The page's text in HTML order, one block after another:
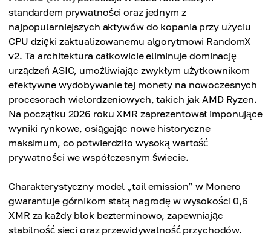
standardem prywatności oraz jednym z
najpopularniejszych aktywów do kopania przy użyciu
CPU dzięki zaktualizowanemu algorytmowi RandomX
v2. Ta architektura całkowicie eliminuje dominację
urządzeń ASIC, umożliwiając zwykłym użytkownikom
efektywne wydobywanie tej monety na nowoczesnych
procesorach wielordzeniowych, takich jak AMD Ryzen.
Na początku 2026 roku XMR zaprezentował imponujące
wyniki rynkowe, osiągając nowe historyczne
maksimum, co potwierdziło wysoką wartość
prywatności we współczesnym świecie.
Charakterystyczny model „tail emission” w Monero
gwarantuje górnikom stałą nagrodę w wysokości 0,6
XMR za każdy blok bezterminowo, zapewniając
stabilność sieci oraz przewidywalność przychodów.